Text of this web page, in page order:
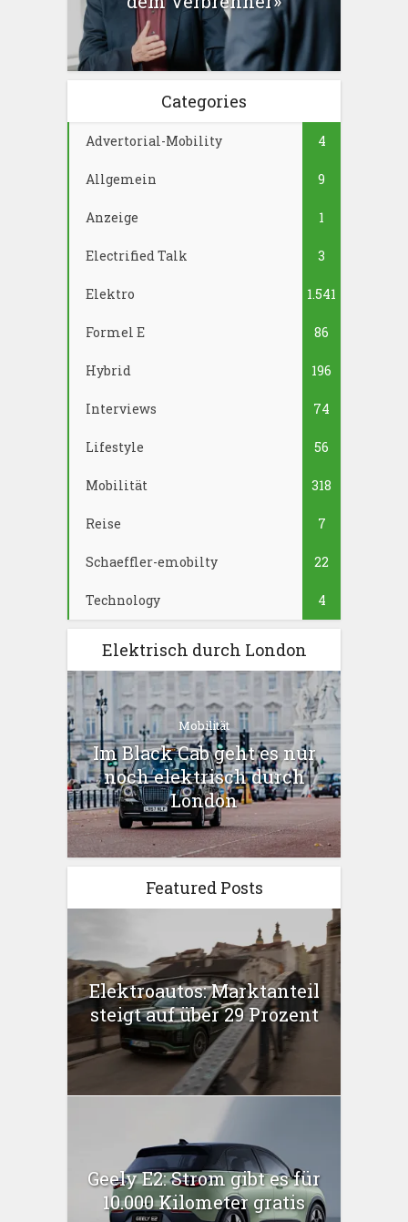
Categories
Advertorial-Mobility 4
Allgemein 9
Anzeige 1
Electrified Talk 3
Elektro 1.541
Formel E 86
Hybrid 196
Interviews 74
Lifestyle 56
Mobilität 318
Reise 7
Schaeffler-emobilty 22
Technology 4
Elektrisch durch London
Mobilität
Im Black Cab geht es nur
noch elektrisch durch
London
Featured Posts
Elektroautos: Marktanteil
steigt auf über 29 Prozent
Geely E2: Strom gibt es für
10.000 Kilometer gratis